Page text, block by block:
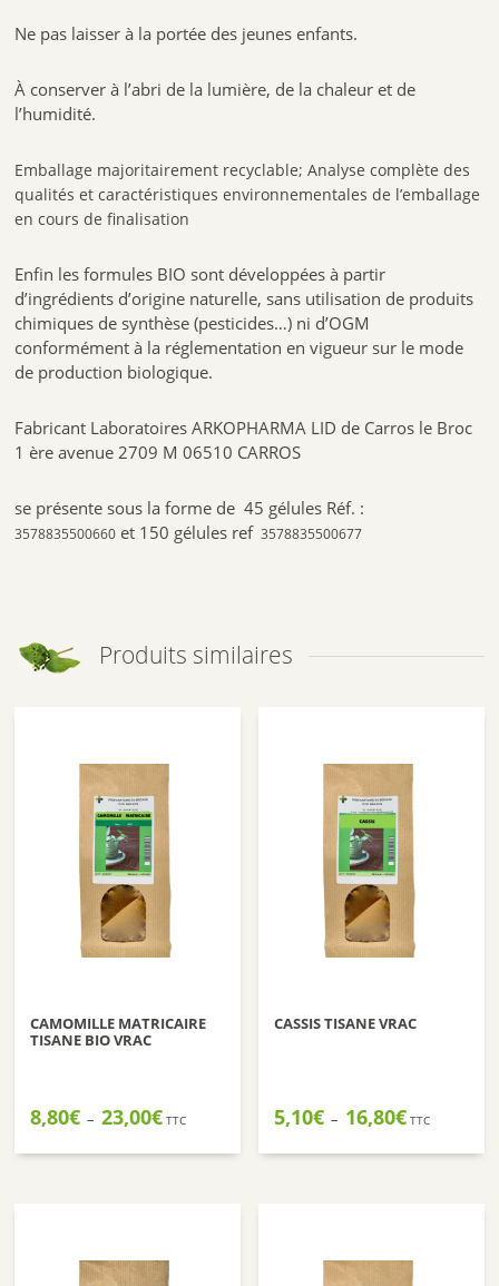
Ne pas laisser à la portée des jeunes enfants.
À conserver à l’abri de la lumière, de la chaleur et de
l’humidité.
Emballage majoritairement recyclable; Analyse complète des
qualités et caractéristiques environnementales de l’emballage
en cours de finalisation
Enfin les formules BIO sont développées à partir
d’ingrédients d’origine naturelle, sans utilisation de produits
chimiques de synthèse (pesticides…) ni d’OGM
conformément à la réglementation en vigueur sur le mode
de production biologique.
Fabricant Laboratoires ARKOPHARMA LID de Carros le Broc
1 ère avenue 2709 M 06510 CARROS
se présente sous la forme de 45 gélules Réf. :
3578835500660 et 150 gélules ref 3578835500677
Produits similaires
CAMOMILLE MATRICAIRE
TISANE BIO VRAC
8,80€ – 23,00€Plage
prix :
TTC
CASSIS TISANE VRAC
5,10€ – 16,80€Plage
prix :
TTC